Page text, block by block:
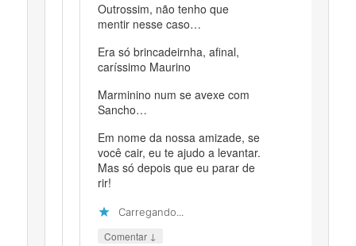
Outrossim, não tenho que
mentir nesse caso…
Era só brincadeirnha, afinal,
caríssimo Maurino
Marminino num se avexe com
Sancho…
Em nome da nossa amizade, se
você cair, eu te ajudo a levantar.
Mas só depois que eu parar de
rir!
Carregando...
Comentar ↓